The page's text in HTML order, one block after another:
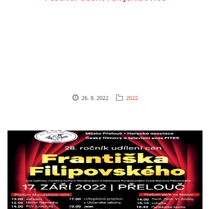
Ing. Jiří Mach
26. 8. 2022 2022